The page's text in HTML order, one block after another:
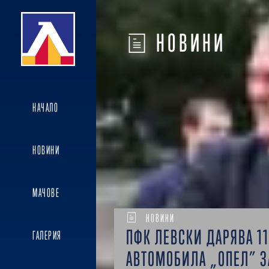
НАЧАЛО
НОВИНИ
МАЧОВЕ
ГАЛЕРИЯ
НОВИНИ
НОВИНИ
ПФК ЛЕВСКИ ДАРЯВА 11
АВТОМОБИЛА „ОПЕЛ”